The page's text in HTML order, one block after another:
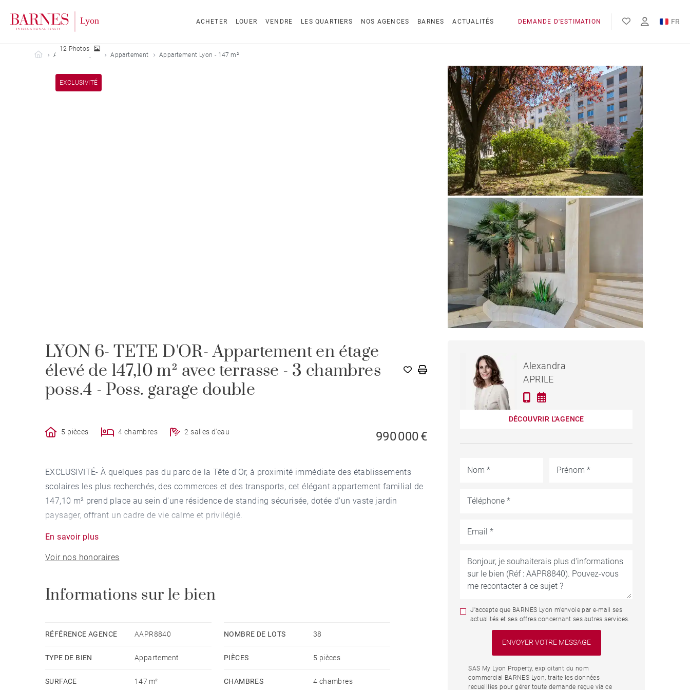
ACHETER LOUER VENDRE LES QUARTIERS NOS AGENCES BARNES ACTUALITÉS DEMANDE D'ESTIMATION
FR
Barnes Lyon
Acheter Appartement Appartement Lyon - 147 m²
EXCLUSIVITÉ
12 Photos
LYON 6- TETE D'OR- Appartement en étage
élevé de 147,10 m² avec terrasse - 3 chambres
poss.4 - Poss. garage double
5 pièces 4 chambres 2 salles d'eau 990 000 €
EXCLUSIVITÉ- À quelques pas du parc de la Tête d'Or, à proximité immédiate des établissements
scolaires les plus recherchés, des commerces et des transports, cet élégant appartement familial de
147,10 m² prend place au sein d'une résidence de standing sécurisée, dotée d'un vaste jardin
paysager, offrant un cadre de vie calme et privilégié.
Dès l'entrée, les volumes généreux et la luminosité naturelle confèrent à cet appartement une
atmosphère élégante et chaleureuse. La vaste pièce de réception climatisée de 43,90 m², composée
la cuisine indépendante entièrement équipée. Ce prolongement extérieur, parfaitement intégré aux
espaces de vie, constitue un véritable atout pour profiter des beaux jours.
L'espace nuit comprend trois chambres, dont une suite parentale avec sa salle d'eau privative. Un
Une seconde salle d'eau avec espace buanderie complète cet espace.
En savoir plus
Voir nos honoraires
Informations sur le bien
RÉFÉRENCE AGENCE AAPR8840
TYPE DE BIEN Appartement
SURFACE 147 m²
NOMBRE DE LOTS 38
PIÈCES 5 pièces
CHAMBRES 4 chambres
APPARTEMENT LYON -
147 M²Alexandra
APRILE
DÉCOUVRIR L'AGENCE
J'accepte que BARNES Lyon m'envoie par e-mail ses
actualités et ses offres concernant ses autres services.
SAS My Lyon Property, exploitant du nom
commercial BARNES Lyon, traite les données
recueillies pour gérer toute demande reçue via ce